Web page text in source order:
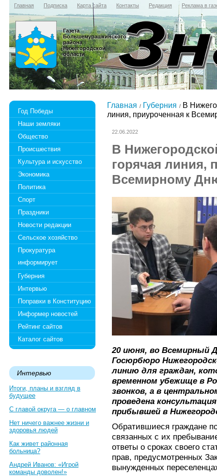
Главная Подписка Карта сайта Контакты Редакция Реклама в
Газета
Большемурашкинского
района
Нижегородской
области
Год Победы
Наши земляки
Общество
Происшествия
Культура и искусство
Экономика
Политика
Спорт
Праздники
Новости редакции
Сельское хозяйство
Прокуратура
информирует
Губерния
Интервью
Поправки в Конституцию
Информер новостей
Рейтинг сайтов
Каталог сайтов
Интервью
Итоги, планы и взгляд в
будущее
С главой округа — о главном
Нет ничего важнее жизни и
здоровья людей
Как живет районная
больница?
Андрей Иванов: «Игрой
команды доволен!»
Главная Губерния
В
линия, приуроченная к
22.06.2022
В
горячая линия,
Всемирному
20 июня, во Всемирный
Госюрбюро
линию для граждан,
временном убежище в
звонков, а в
проведена
прибывшей в
Обратившиеся граждане
связанных с их
ответы о сроках своего
прав, предусмотренных
вынужденных